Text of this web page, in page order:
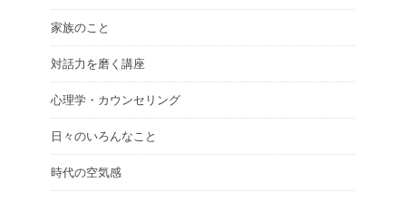
家族のこと
対話力を磨く講座
心理学・カウンセリング
日々のいろんなこと
時代の空気感